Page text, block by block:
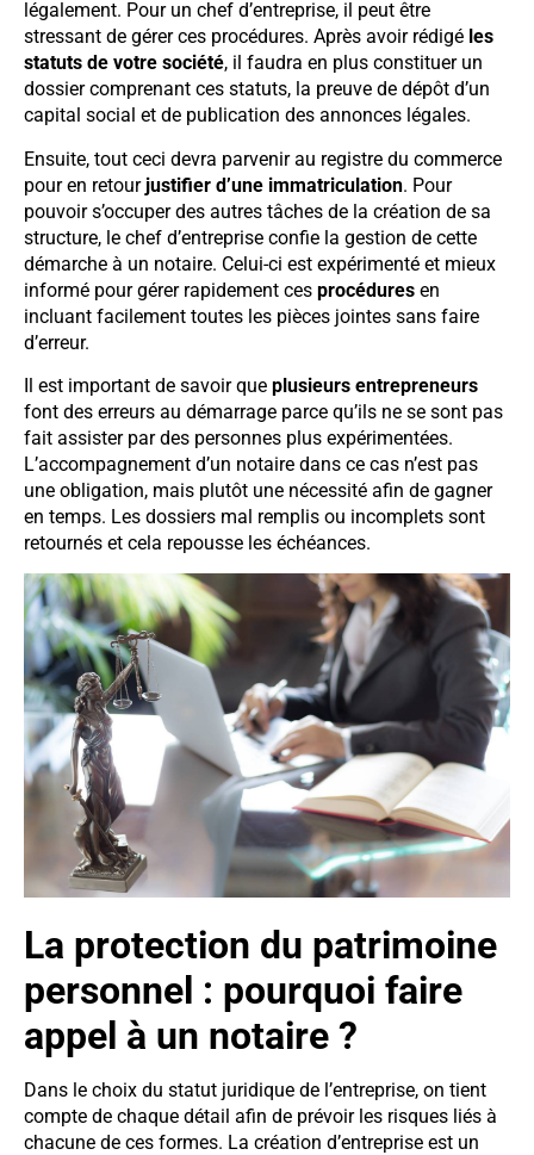
légalement. Pour un chef d’entreprise, il peut être
stressant de gérer ces procédures. Après avoir rédigé les
statuts de votre société, il faudra en plus constituer un
dossier comprenant ces statuts, la preuve de dépôt d’un
capital social et de publication des annonces légales.
Ensuite, tout ceci devra parvenir au registre du commerce
pour en retour justifier d’une immatriculation. Pour
pouvoir s’occuper des autres tâches de la création de sa
structure, le chef d’entreprise confie la gestion de cette
démarche à un notaire. Celui-ci est expérimenté et mieux
informé pour gérer rapidement ces procédures en
incluant facilement toutes les pièces jointes sans faire
d’erreur.
Il est important de savoir que plusieurs entrepreneurs
font des erreurs au démarrage parce qu’ils ne se sont pas
fait assister par des personnes plus expérimentées.
L’accompagnement d’un notaire dans ce cas n’est pas
une obligation, mais plutôt une nécessité afin de gagner
en temps. Les dossiers mal remplis ou incomplets sont
retournés et cela repousse les échéances.
La protection du patrimoine
personnel : pourquoi faire
appel à un notaire ?
Dans le choix du statut juridique de l’entreprise, on tient
compte de chaque détail afin de prévoir les risques liés à
chacune de ces formes. La création d’entreprise est un